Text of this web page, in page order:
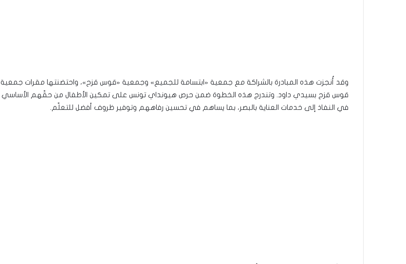
وقد أُنجزت هذه المبادرة بالشراكة مع جمعية «ابتسامة للجميع» وجمعية «قوس قزح»، واحتضنتها مقرات جمعية
قوس قزح بسيدي داود. وتندرج هذه الخطوة ضمن حرص هيونداي تونس على تمكين الأطفال من حقّهم الأساسي
في النفاذ إلى خدمات العناية بالبصر، بما يساهم في تحسين رفاههم وتوفير ظروف أفضل للتعلّم.